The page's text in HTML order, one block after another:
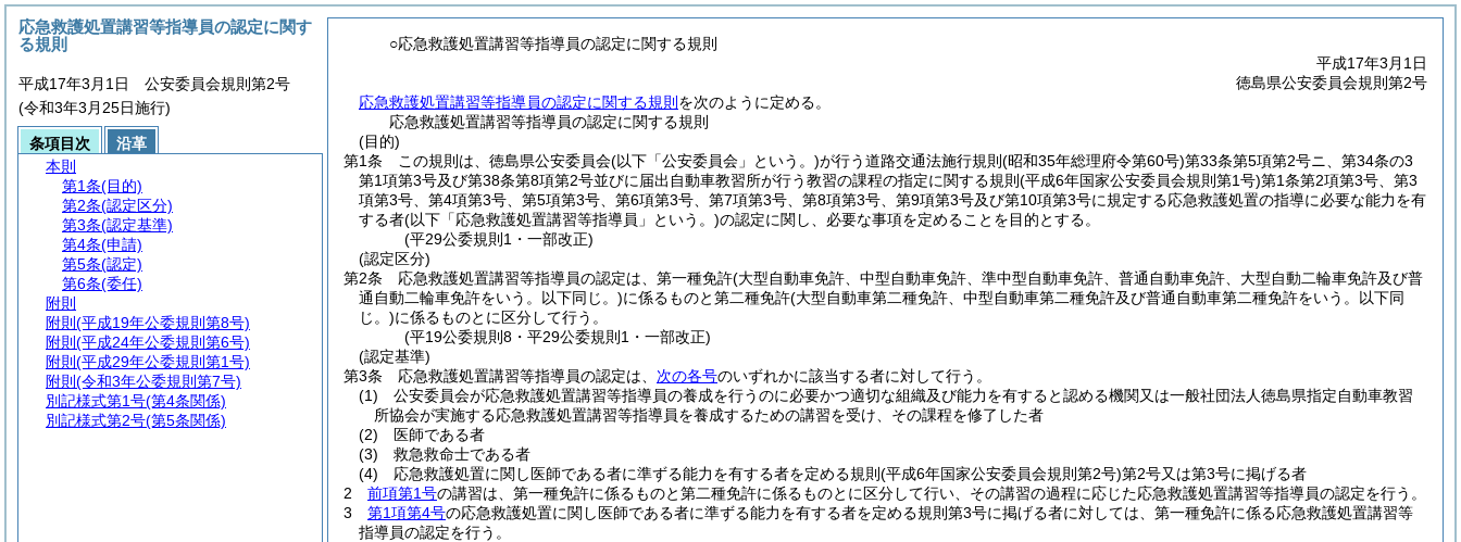
○応急救護処置講習等指導員の認定に関する規則
平成17年3月1日
徳島県公安委員会規則第2号
応急救護処置講習等指導員の認定に関する規則 を次のように定める。
応急救護処置講習等指導員の認定に関する規則
(目的)
第1条
この規則は、徳島県公安委員会(以下「公安委員会」という。)が行う道路交通法施行規則 (昭和35年総理府令第60号)第33条第5項第2号ニ、第34条の3
第1項第3号及び第38条第8項第2号並びに届出自動車教習所が行う教習の課程の指定に関する規則 (平成6年国家公安委員会規則第1号)第1条第2項第3号、第3
項第3号、第4項第3号、第5項第3号、第6項第3号、第7項第3号、第8項第3号、第9項第3号及び第10項第3号に規定する応急救護処置の指導に必要な能力を有
する者(以下「応急救護処置講習等指導員」という。)の認定に関し、必要な事項を定めることを目的とする。
(平29公委規則1・一部改正)
(認定区分)
第2条
応急救護処置講習等指導員の認定は、第一種免許(大型自動車免許、中型自動車免許、準中型自動車免許、普通自動車免許、大型自動二輪車免許及び普
通自動二輪車免許をいう。以下同じ。)に係るものと第二種免許(大型自動車第二種免許、中型自動車第二種免許及び普通自動車第二種免許をいう。以下同
じ。)に係るものとに区分して行う。
(平19公委規則8・平29公委規則1・一部改正)
(認定基準)
第3条
応急救護処置講習等指導員の認定は、 次の各号のいずれかに該当する者に対して行う。
(1)
公安委員会が応急救護処置講習等指導員の養成を行うのに必要かつ適切な組織及び能力を有すると認める機関又は一般社団法人徳島県指定自動車教習
所協会が実施する応急救護処置講習等指導員を養成するための講習を受け、その課程を修了した者
(2)
医師である者
(3)
救急救命士である者
(4)
応急救護処置に関し医師である者に準ずる能力を有する者を定める規則 (平成6年国家公安委員会規則第2号)第2号又は第3号に掲げる者
2
前項第1号の講習は、第一種免許に係るものと第二種免許に係るものとに区分して行い、その講習の過程に応じた応急救護処置講習等指導員の認定を行う。
3
第1項第4号の応急救護処置に関し医師である者に準ずる能力を有する者を定める規則第3号に掲げる者に対しては、第一種免許に係る応急救護処置講習等
指導員の認定を行う。
応急救護処置講習等指導員の認定に関す
る規則
平成17年3月1日 公安委員会規則第2号
(令和3年3月25日施行)
条項目次
沿革
本則
第1条(目的)
第2条(認定区分)
第3条(認定基準)
第4条(申請)
第5条(認定)
第6条(委任)
附則
附則 (平成19年公委規則第8号)
附則 (平成24年公委規則第6号)
附則 (平成29年公委規則第1号)
附則 (令和3年公委規則第7号)
別記様式第1号(第4条関係)
別記様式第2号(第5条関係)